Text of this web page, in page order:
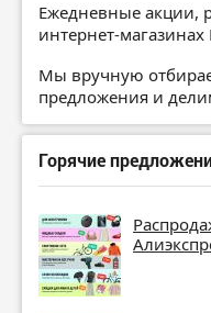
Ежедневные акции,
интернет-магазинах
Мы вручную
предложения и
Горячие